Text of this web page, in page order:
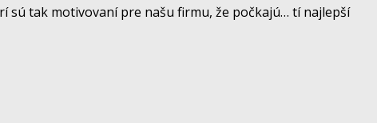
sú tak motivovaní pre našu firmu, že počkajú… tí najlepší